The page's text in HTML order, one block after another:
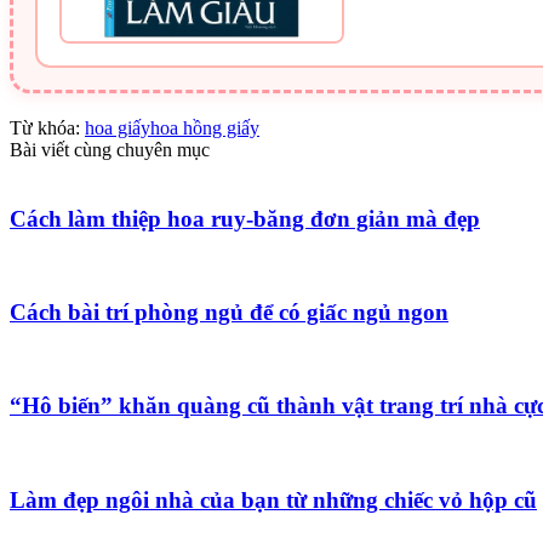
Từ khóa: hoa giấyhoa hồng giấy
Bài viết cùng chuyên mục
Cách làm thiệp hoa ruy-băng đơn giản mà đẹp
Cách bài trí phòng ngủ để có giấc ngủ ngon
“Hô biến” khăn quàng cũ thành vật trang trí nhà
Làm đẹp ngôi nhà của bạn từ những chiếc vỏ hộp cũ